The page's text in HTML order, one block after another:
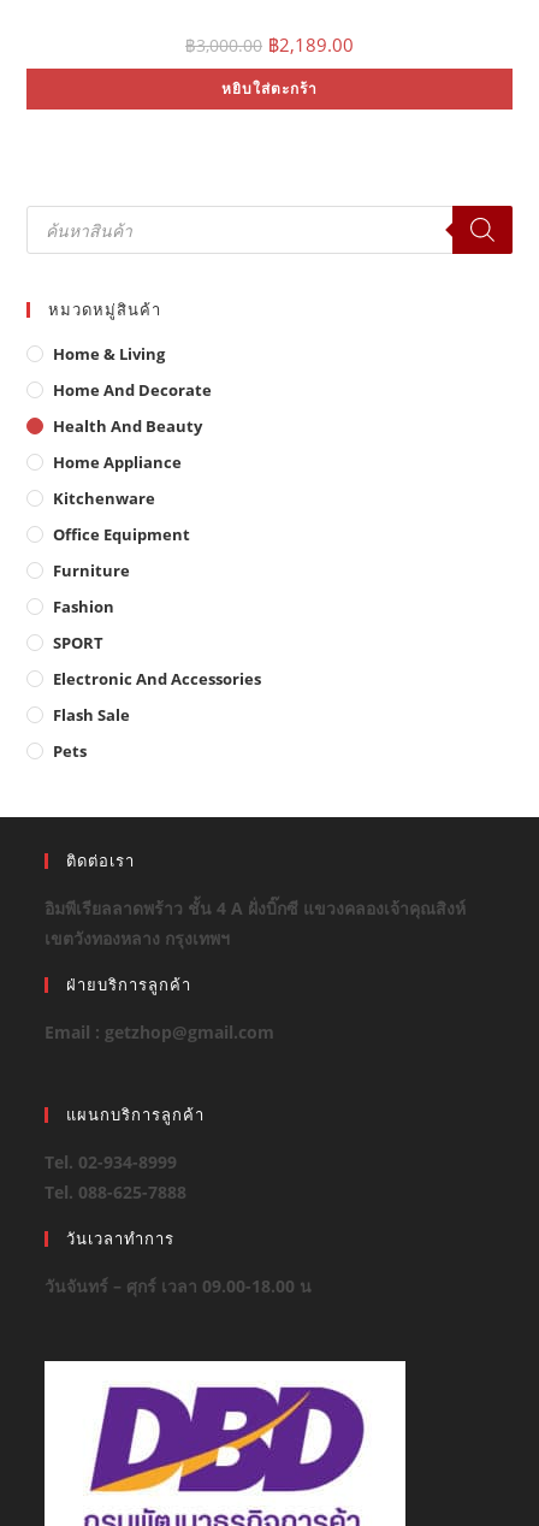
฿3,000.00 Original
price
was:
฿3,000.00.
฿2,189.00
is:
หยิบใส่ตะกร้า
Products
search
หมวดหมู่สินค้า
Home & Living
Home And Decorate
Health And Beauty
Home Appliance
Kitchenware
Office Equipment
Furniture
Fashion
SPORT
Electronic And Accessories
Flash Sale
Pets
ติดต่อเรา
อิมพีเรียลลาดพร้าว ชั้น 4 A ฝั่งบิ๊กซี แขวงคลองเจ้าคุณสิงห์
เขตวังทองหลาง กรุงเทพฯ
ฝ่ายบริการลูกค้า
Email : getzhop@gmail.com
แผนกบริการลูกค้า
Tel. 02-934-8999
Tel. 088-625-7888
วันเวลาทำการ
วันจันทร์ – ศุกร์ เวลา 09.00-18.00 น